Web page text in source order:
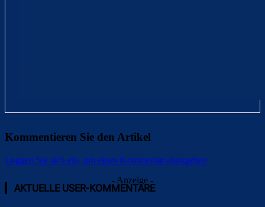
Kommentieren Sie den Artikel
Loggen Sie sich ein, um einen Kommentar abzugeben